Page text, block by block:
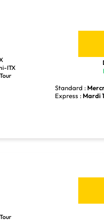
ITX
Standard :
Express : Mardi